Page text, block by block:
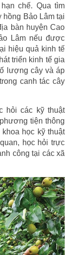
chế. Qua tìm
hồng Bảo Lâm tại
bàn huyện Cao
Lâm nếu được
hiệu quả kinh tế
triển kinh tế gia
lượng cây và áp
canh tác cây
hỏi các kỹ thuật
tiện thông
học kỹ thuật
học hỏi trực
công tại các xã